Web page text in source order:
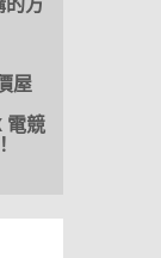
屋
電競